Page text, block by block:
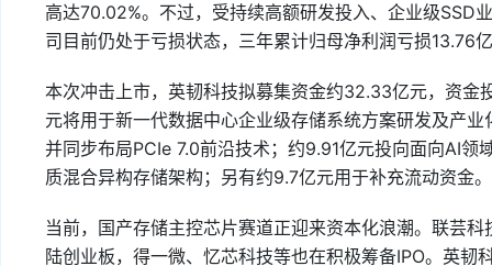
高达70.02%。不过，受持续高额研发投入、企业级SSD
司目前仍处于亏损状态，三年累计归母净利润亏损13.76
本次冲击上市，英韧科技拟募集资金约32.33亿元，资金
元将用于新一代数据中心企业级存储系统方案研发及产
并同步布局PCIe 7.0前沿技术；约9.91亿元投向面向AI
质混合异构存储架构；另有约9.7亿元用于补充流动资金。
当前，国产存储主控芯片赛道正迎来资本化浪潮。联芸
陆创业板，得一微、忆芯科技等也在积极筹备IPO。英